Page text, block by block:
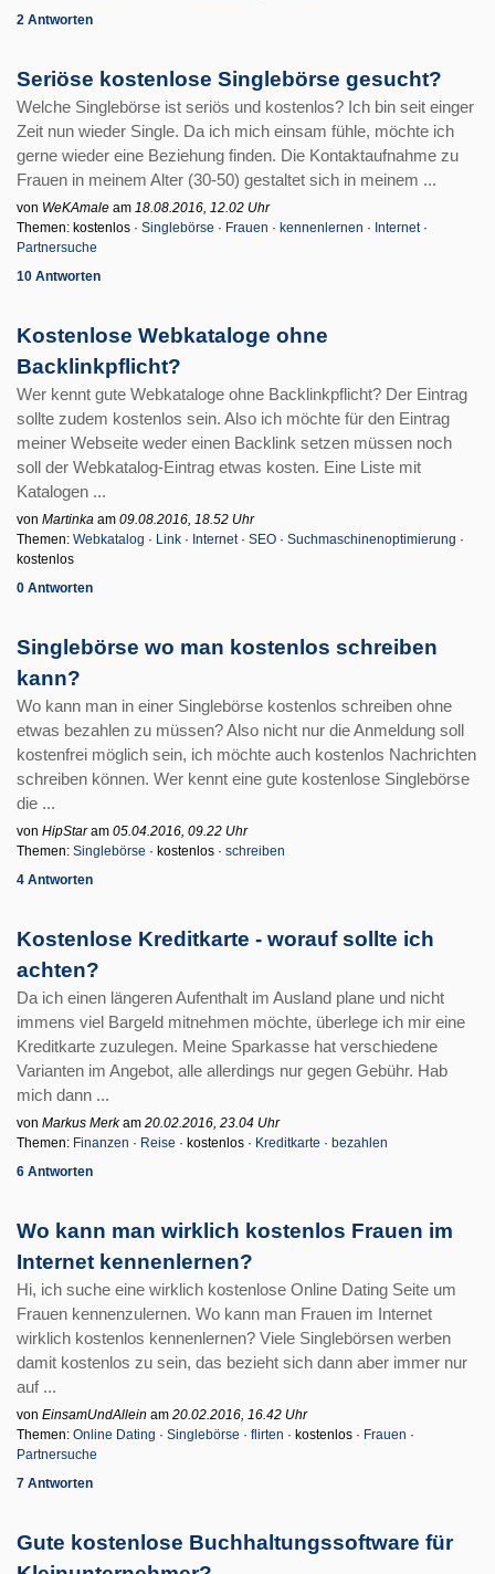
2 Antworten
Seriöse kostenlose Singlebörse gesucht?
Welche Singlebörse ist seriös und kostenlos? Ich bin seit einger
Zeit nun wieder Single. Da ich mich einsam fühle, möchte ich
gerne wieder eine Beziehung finden. Die Kontaktaufnahme zu
Frauen in meinem Alter (30-50) gestaltet sich in meinem ...
von WeKAmale am 18.08.2016, 12.02 Uhr
Themen: kostenlos · Singlebörse · Frauen · kennenlernen · Internet·
Partnersuche
10 Antworten
Kostenlose Webkataloge ohne
Backlinkpflicht?
Wer kennt gute Webkataloge ohne Backlinkpflicht? Der Eintrag
sollte zudem kostenlos sein. Also ich möchte für den Eintrag
meiner Webseite weder einen Backlink setzen müssen noch
soll der Webkatalog-Eintrag etwas kosten. Eine Liste mit
Katalogen ...
von Martinka am 09.08.2016, 18.52 Uhr
Themen: Webkatalog · Link · Internet· SEO · Suchmaschinenoptimierung ·
kostenlos
0 Antworten
Singlebörse wo man kostenlos schreiben
kann?
Wo kann man in einer Singlebörse kostenlos schreiben ohne
etwas bezahlen zu müssen? Also nicht nur die Anmeldung soll
kostenfrei möglich sein, ich möchte auch kostenlos Nachrichten
schreiben können. Wer kennt eine gute kostenlose Singlebörse
die ...
von HipStaram 05.04.2016, 09.22 Uhr
Themen: Singlebörse · kostenlos · schreiben
4 Antworten
Kostenlose Kreditkarte - worauf sollte ich
achten?
Da ich einen längeren Aufenthalt im Ausland plane und nicht
immens viel Bargeld mitnehmen möchte, überlege ich mir eine
Kreditkarte zuzulegen. Meine Sparkasse hat verschiedene
Varianten im Angebot, alle allerdings nur gegen Gebühr. Hab
mich dann ...
von Markus Merkam 20.02.2016, 23.04 Uhr
Themen: Finanzen · Reise · kostenlos · Kreditkarte · bezahlen
6 Antworten
Wo kann man wirklich kostenlos Frauen im
Internet kennenlernen?
Hi, ich suche eine wirklich kostenlose Online Dating Seite um
Frauen kennenzulernen. Wo kann man Frauen im Internet
wirklich kostenlos kennenlernen? Viele Singlebörsen werben
damit kostenlos zu sein, das bezieht sich dann aber immer nur
auf ...
von EinsamUndAllein am 20.02.2016, 16.42 Uhr
Themen: Online Dating · Singlebörse · flirten · kostenlos · Frauen ·
Partnersuche
7 Antworten
Gute kostenlose Buchhaltungssoftware für